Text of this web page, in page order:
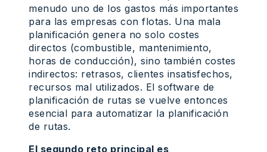
menudo uno de los gastos más importantes
para las empresas con flotas. Una mala
planificación genera no solo costes
directos (combustible, mantenimiento,
horas de conducción), sino también costes
indirectos: retrasos, clientes insatisfechos,
recursos mal utilizados. El software de
planificación de rutas se vuelve entonces
esencial para automatizar la planificación
de rutas.
El segundo reto principal es